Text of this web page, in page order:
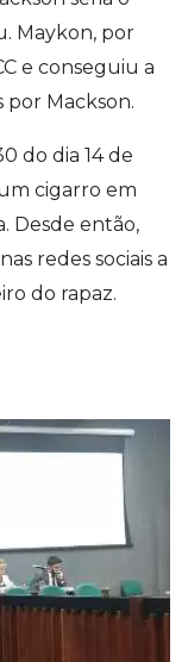
Maykon, por
e conseguiu a
por Mackson.
do dia 14 de
cigarro em
Desde então,
redes sociais a
do rapaz.